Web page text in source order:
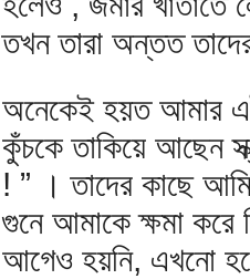
তখন তারা অন্তত
অনেকেই হয়ত আমার
কুঁচকে তাকিয়ে আছেন
! ” । তাদের কাছে
গুনে আমাকে ক্ষমা
আগেও হয়নি, এখনো